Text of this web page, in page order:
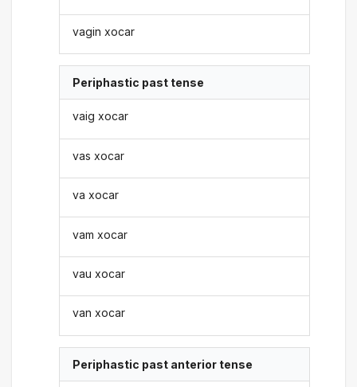
vagin xocar
Periphastic past tense
vaig xocar
vas xocar
va xocar
vam xocar
vau xocar
van xocar
Periphastic past anterior tense